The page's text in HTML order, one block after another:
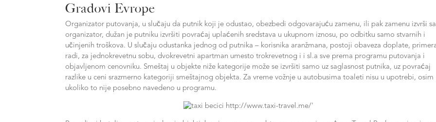
Gradovi Evrope
Organizator putovanja, u slučaju da putnik koji je odustao, obezbedi odgovarajuću zamenu, ili pak zamenu izvrši
organizator, dužan je putniku izvršiti povraćaj uplaćenih sredstava u ukupnom iznosu, po odbitku samo stvarnih i
učinjenih troškova. U slučaju odustanka jednog od putnika – korisnika aranžmana, postoji obaveza doplate,
radi, za jednokrevetnu sobu, dvokrevetni apartman umesto trokrevetnog i i sl.a sve prema programu putovanja i
objavljenom cenovniku. Smeštaj u objekte niže kategorije može se izvršiti samo uz saglasnost putnika, uz povraćaj
razlike u ceni srazmerno kategoriji smeštajnog objekta. Za vreme vožnje u autobusima toaleti nisu u upotrebi, osim
ukoliko to nije posebno navedeno u programu.